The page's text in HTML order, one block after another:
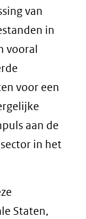
van
in
vooral
voor een
aan de
in het
Staten,